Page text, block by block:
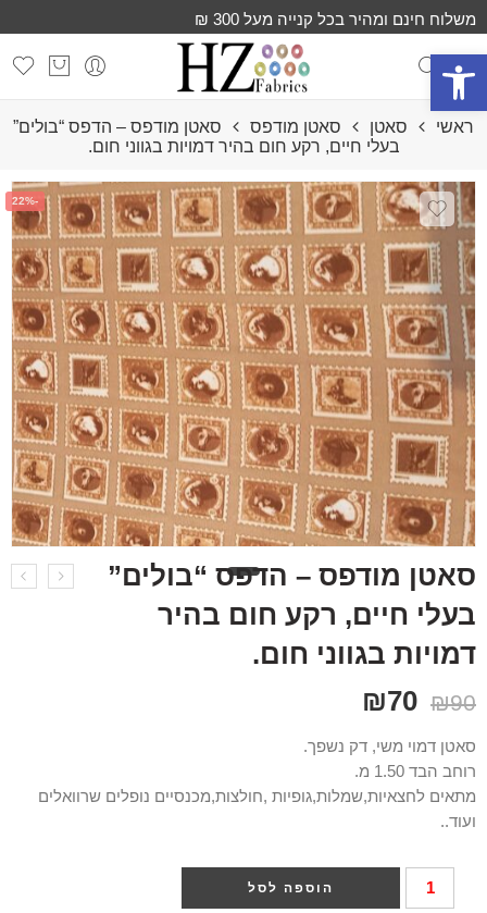
פתח סרגל נגישות
משלוח חינם ומהיר בכל קנייה מעל 300 ₪
ראשי סאטן סאטן מודפס
סאטן מודפס – הדפס “בולים”
בעלי חיים, רקע חום בהיר דמויות בגווני חום.
-22%
סאטן מודפס – הדפס “בולים”
בעלי חיים, רקע חום בהיר
דמויות בגווני חום.
₪90
₪70
סאטן דמוי משי, דק נשפך.
רוחב הבד 1.50 מ.
מתאים לחצאיות,שמלות,גופיות ,חולצות,מכנסיים נופלים שרוואלים
ועוד..
הוספה לסל